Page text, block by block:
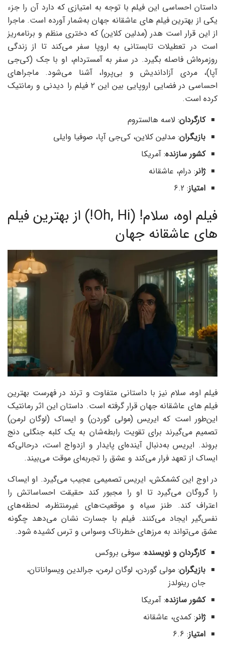
داستان احساسی این فیلم با توجه به امتیازی که دارد آن را جزء
یکی از بهترین فیلم های عاشقانه جهان به‌شمار آورده است. ماجرا
از این قرار است هدر (مدلین کلاین) که دختری منظم و برنامه‌ریز
است در تعطیلات تابستانی به اروپا سفر می‌کند تا از زندگی
روزمره‌اش فاصله بگیرد. در سفر به آمستردام، او با جک (کی‌جی
آپا)، مردی آزاداندیش و بی‌پروا، آشنا می‌شود. ماجراهای
احساسی در فضایی اروپایی بین این ۲ فیلم را دیدنی و رمانتیک
کرده است‌.
کارگردان: لاسه هالستروم
بازیگران: مدلین کلاین، کی‌جی آپا، صوفیا وایلی
کشور سازنده: آمریکا
ژانر: درام، عاشقانه
امتیاز: 6.2
فیلم اوه، سلام! (Oh, Hi!) از بهترین فیلم
های عاشقانه جهان
فیلم اوه، سلام نیز با داستانی متفاوت و ترند در فهرست بهترین
فیلم های عاشقانه جهان قرار گرفته است. داستان این اثر رمانتیک
این‌طور است که ایریس (مولی گوردن) و ایساک (لوگان لرمن)
تصمیم می‌گیرند برای تقویت رابطه‌شان به یک کلبه جنگلی دنج
بروند. ایریس به‌دنبال آینده‌ای پایدار و ازدواج است، در‌حالی‌که
ایساک از تعهد فرار می‌کند و عشق را تجربه‌ای موقت می‌بیند.
در اوج این کشمکش، ایریس تصمیمی عجیب می‌گیرد. او ایساک
را گروگان می‌گیرد تا او را مجبور کند حقیقت احساساتش را
اعتراف کند. طنز سیاه و موقعیت‌های غیرمنتظره، لحظه‌های
نفس‌گیر ایجاد می‌کنند. فیلم با جسارت نشان می‌دهد چگونه
عشق می‌تواند به مرزهای خطرناک وسواس و ترس کشیده شود.
کارگردان و نویسنده: سوفی بروکس
بازیگران: مولی گوردن، لوگان لرمن، جرالدین ویسواناتان،
جان رینولدز
کشور سازنده: آمریکا
ژانر: کمدی، عاشقانه
امتیاز: 6.6